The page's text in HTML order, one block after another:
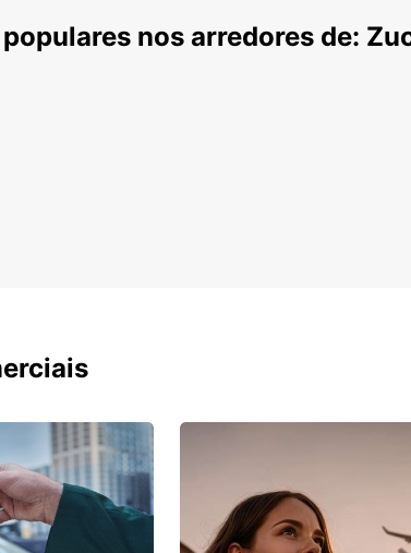
nos arredores de: